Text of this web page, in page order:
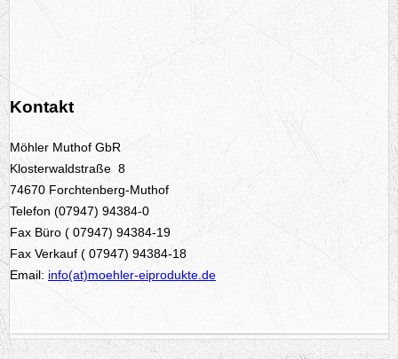
Kontakt
Möhler Muthof GbR
Klosterwaldstraße 8
74670 Forchtenberg-Muthof
Telefon (07947) 94384-0
Fax Büro ( 07947) 94384-19
Fax Verkauf ( 07947) 94384-18
Email: info(at)moehler-eiprodukte.de